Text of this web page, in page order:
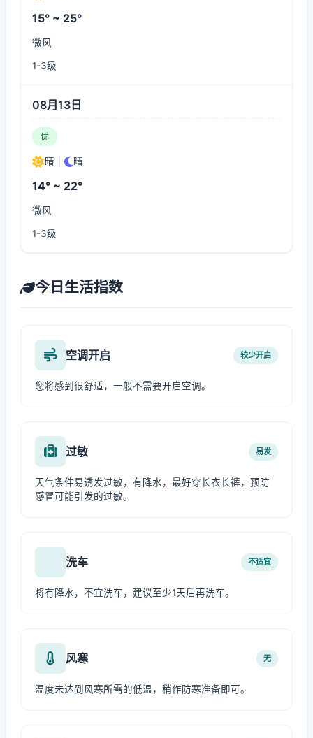
15° ~ 25°
微风
1-3级
08月13日
优
晴 晴
14° ~ 22°
微风
1-3级
今日生活指数
空调开启 较少开启
您将感到很舒适，一般不需要开启空调。
过敏 易发
天气条件易诱发过敏，有降水，最好穿长衣长裤，预防
感冒可能引发的过敏。
洗车 不适宜
将有降水，不宜洗车，建议至少1天后再洗车。
风寒 无
温度未达到风寒所需的低温，稍作防寒准备即可。